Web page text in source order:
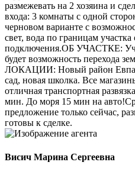
размежевать на 2 хозяина и
входа: 3 комнаты с одной
черновом варианте с
свет, вода по границам
подключения.ОБ УЧАСТКЕ:
будет возможность перехода
ЛОКАЦИИ: Новый район
сад, новая школка. Все
отличная транспортная
мин. До моря 15 мин на
предложение только сейчас,
готовы к сделке.
Висич Марина Сергеевна